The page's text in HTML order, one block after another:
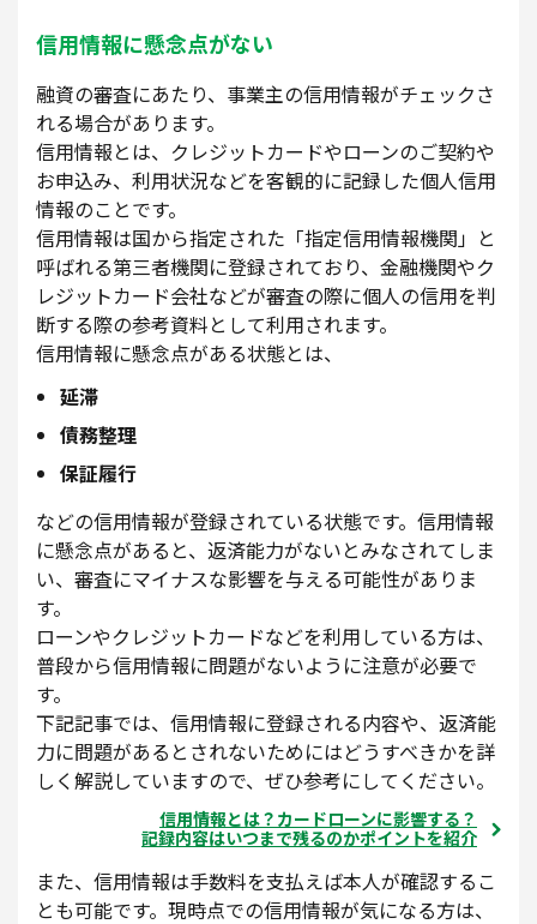
信用情報に懸念点がない
融資の審査にあたり、事業主の信用情報がチェックさ
れる場合があります。
信用情報とは、クレジットカードやローンのご契約や
お申込み、利用状況などを客観的に記録した個人信用
情報のことです。
信用情報は国から指定された「指定信用情報機関」と
呼ばれる第三者機関に登録されており、金融機関やク
レジットカード会社などが審査の際に個人の信用を判
断する際の参考資料として利用されます。
信用情報に懸念点がある状態とは、
延滞
債務整理
保証履行
などの信用情報が登録されている状態です。信用情報
に懸念点があると、返済能力がないとみなされてしま
い、審査にマイナスな影響を与える可能性がありま
す。
ローンやクレジットカードなどを利用している方は、
普段から信用情報に問題がないように注意が必要で
す。
下記記事では、信用情報に登録される内容や、返済能
力に問題があるとされないためにはどうすべきかを詳
しく解説していますので、ぜひ参考にしてください。
信用情報とは？カードローンに影響する？
記録内容はいつまで残るのかポイントを紹介
また、信用情報は手数料を支払えば本人が確認するこ
とも可能です。現時点での信用情報が気になる方は、